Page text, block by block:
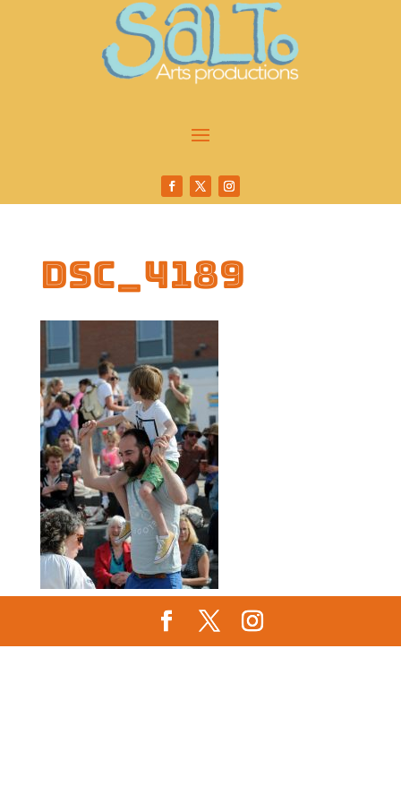
DSC_4189